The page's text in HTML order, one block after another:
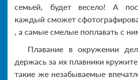
семьей, будет весело! А
каждый сможет
, а самые смелые поплавать с
Плавание в окружении
держась за их плавники
такие же незабываемые